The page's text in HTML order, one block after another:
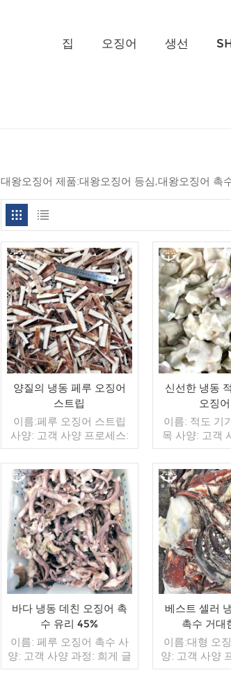
집 오징어 생선
대왕오징어 제품:대왕오징어 등심,대왕오징어 촉
양질의 냉동 페루 오징어
스트립
이름:페루 오징어 스트립
사양: 고객 사양 프로세스:
컷 글레이징: IQF 40%(맞춤
형) 포장: 1kg / 가방, 10kg
/ 짠 가방 (맞춤형) 판매 모
델: 도매/수출 min. 주문:
20피트 컨테이너 / 40피트
컨테이너 지불: 보자마자
TT / С확인된 취소 불가능
한 LC 배송: 입금 확인 후
20일 이내 원산지: 중국 브
랜드: 푸 왕 행
더 읽기
신선한 냉동
오징
이름: 적도 기
목 사양: 고객
스: 청소 글
40%(맞춤형)
방, 10kg / 짠
판매 모델: 도
주문: 20피트
40피트 컨테이
자마자 TT / С
불가능한 LC
인 후 20일 이
국 브랜드:
더 읽
바다 냉동 데친 오징어 촉
수 유리 45%
이름: 페루 오징어 촉수 사
양: 고객 사양 과정: 희게 글
레이징: IQF 40%(맞춤형)
베스트 셀러
촉수 거대
이름:대형 오
양: 고객 사양
약: BQF 40%(